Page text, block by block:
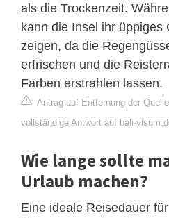
als die Trockenzeit.
kann die Insel ihr üppiges
zeigen, da die
erfrischen und die
Farben erstrahlen lassen.
Antrag auf Entfernung der Quelle
vollständige Antwort auf bali-
Wie lange sollte
Urlaub machen?
Eine ideale Reisedauer